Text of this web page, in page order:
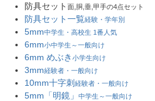
防具セット 面,胴,垂,甲手の4点セット
防具セット一覧経験・学年別
5mm中学生・高校生 1番人気
6mm小中学生～一般向け
6mm めぶき 小学生向け
3mm経験者・一般向け
10mm十字刺 経験者・一般向け
5mm「明鏡」 中学生～一般向け